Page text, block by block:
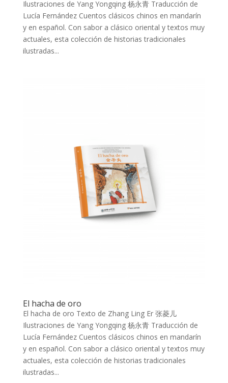
Ilustraciones de Yang Yongqing 杨永青 Traducción de
Lucía Fernández Cuentos clásicos chinos en mandarín
y en español. Con sabor a clásico oriental y textos muy
actuales, esta colección de historias tradicionales
ilustradas...
El hacha de oro
El hacha de oro Texto de Zhang Ling Er 张菱儿
Ilustraciones de Yang Yongqing 杨永青 Traducción de
Lucía Fernández Cuentos clásicos chinos en mandarín
y en español. Con sabor a clásico oriental y textos muy
actuales, esta colección de historias tradicionales
ilustradas...